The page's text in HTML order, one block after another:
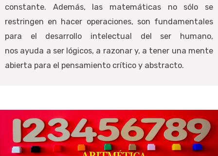
constante. Además, las matemáticas no sólo se
restringen en hacer operaciones, son fundamentales
para el desarrollo intelectual del ser humano,
nos ayuda a ser lógicos, a razonar y, a tener una mente
abierta para el pensamiento crítico y abstracto.